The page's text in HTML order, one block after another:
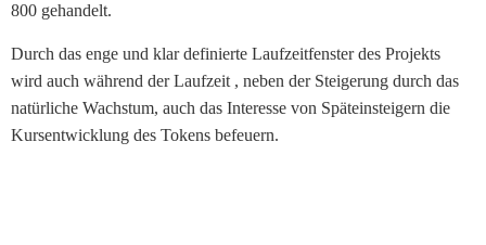
Einzahlung
Gib
niemals
auf
zu
800 gehandelt.
Durch das enge und klar definierte Laufzeitfenster des Projekts
wird auch während der Laufzeit , neben der Steigerung durch das
natürliche Wachstum, auch das Interesse von Späteinsteigern die
Kursentwicklung des Tokens befeuern.